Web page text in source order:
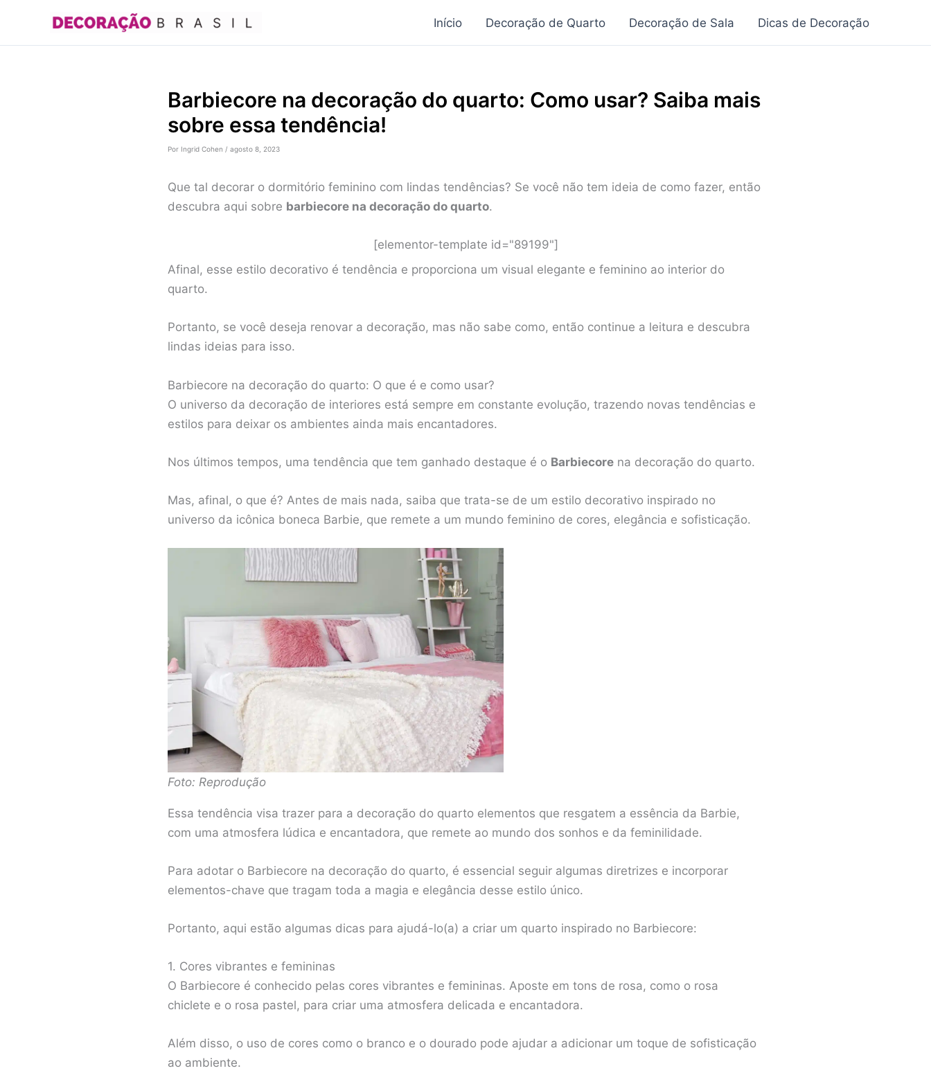
o
Início Decoração de Quarto Decoração de Sala Dicas de Decoração
Barbiecore na decoração do quarto: Como usar? Saiba mais
sobre essa tendência!
Por Ingrid Cohen / agosto 8, 2023
Que tal decorar o dormitório feminino com lindas tendências? Se você não tem ideia de como fazer, então
descubra aqui sobre barbiecore na decoração do quarto.
[elementor-template id="89199"]
Afinal, esse estilo decorativo é tendência e proporciona um visual elegante e feminino ao interior do
quarto.
Portanto, se você deseja renovar a decoração, mas não sabe como, então continue a leitura e descubra
lindas ideias para isso.
Barbiecore na decoração do quarto: O que é e como usar?
O universo da decoração de interiores está sempre em constante evolução, trazendo novas tendências e
estilos para deixar os ambientes ainda mais encantadores.
Nos últimos tempos, uma tendência que tem ganhado destaque é o Barbiecore na decoração do quarto.
Mas, afinal, o que é? Antes de mais nada, saiba que trata-se de um estilo decorativo inspirado no
universo da icônica boneca Barbie, que remete a um mundo feminino de cores, elegância e sofisticação.
Foto: Reprodução
Essa tendência visa trazer para a decoração do quarto elementos que resgatem a essência da Barbie,
com uma atmosfera lúdica e encantadora, que remete ao mundo dos sonhos e da feminilidade.
Para adotar o Barbiecore na decoração do quarto, é essencial seguir algumas diretrizes e incorporar
elementos-chave que tragam toda a magia e elegância desse estilo único.
Portanto, aqui estão algumas dicas para ajudá-lo(a) a criar um quarto inspirado no Barbiecore:
1. Cores vibrantes e femininas
O Barbiecore é conhecido pelas cores vibrantes e femininas. Aposte em tons de rosa, como o rosa
chiclete e o rosa pastel, para criar uma atmosfera delicada e encantadora.
Além disso, o uso de cores como o branco e o dourado pode ajudar a adicionar um toque de sofisticação
ao ambiente.